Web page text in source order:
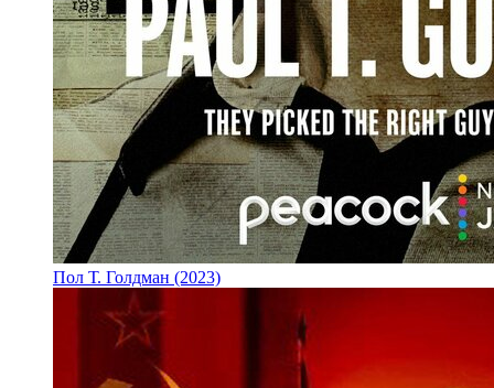
Пол Т. Голдман (2023)